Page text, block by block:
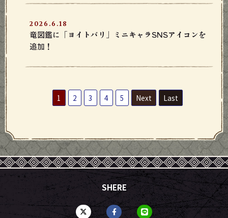
2026.6.18
竜図鑑に「ヨイトバリ」ミニキャラSNSアイコンを
追加！
1 2 3 4 5 Next Last
SHERE